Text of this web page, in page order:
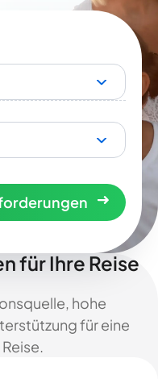
für Ihre Reise
hohe
für eine